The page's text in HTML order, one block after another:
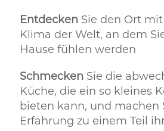
EntdeckenSie den Ort
Klima der Welt, an dem
Hause fühlen werden
SchmeckenSie die
Küche, die ein so kleines
bieten kann, und machen
Erfahrung zu einem Teil